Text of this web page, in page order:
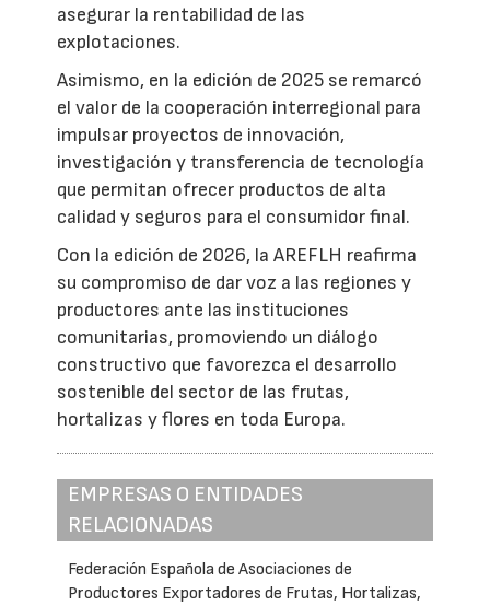
asegurar la rentabilidad de las
explotaciones.
Asimismo, en la edición de 2025 se remarcó
el valor de la cooperación interregional para
impulsar proyectos de innovación,
investigación y transferencia de tecnología
que permitan ofrecer productos de alta
calidad y seguros para el consumidor final.
Con la edición de 2026, la AREFLH reafirma
su compromiso de dar voz a las regiones y
productores ante las instituciones
comunitarias, promoviendo un diálogo
constructivo que favorezca el desarrollo
sostenible del sector de las frutas,
hortalizas y flores en toda Europa.
EMPRESAS O ENTIDADES
RELACIONADAS
Federación Española de Asociaciones de
Productores Exportadores de Frutas, Hortalizas,